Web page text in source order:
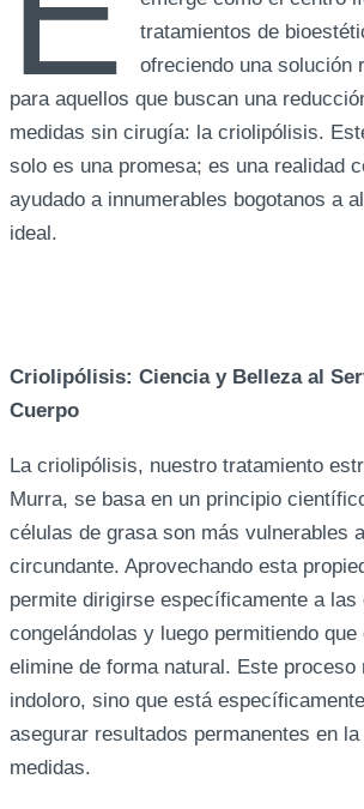
tratamientos de
ofreciendo una solución
para aquellos que buscan una
medidas sin cirugía: la criolipólisis.
solo es una promesa; es una realidad
ayudado a innumerables bogotanos a
ideal.
Criolipólisis: Ciencia y Belleza al
Cuerpo
La criolipólisis, nuestro tratamiento
Murra, se basa en un principio
células de grasa son más vulnerables
circundante. Aprovechando esta
permite dirigirse específicamente a las
congelándolas y luego permitiendo que
elimine de forma natural. Este proceso
indoloro, sino que está
asegurar resultados permanentes en
medidas.